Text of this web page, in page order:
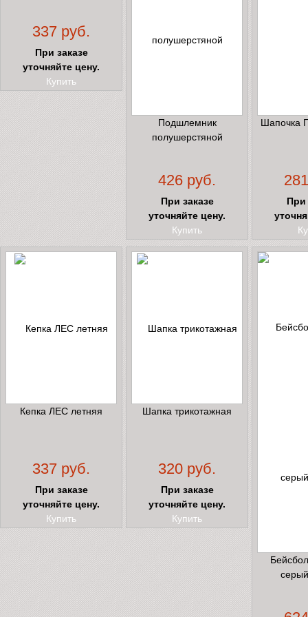
337 руб.
При заказе
уточняйте цену.
Купить
Подшлемник
полушерстяной
426 руб.
При заказе
уточняйте цену.
Купить
Шапочка
При
Кепка ЛЕС летняя
337 руб.
При заказе
уточняйте цену.
Купить
Шапка трикотажная
320 руб.
При заказе
уточняйте цену.
Купить